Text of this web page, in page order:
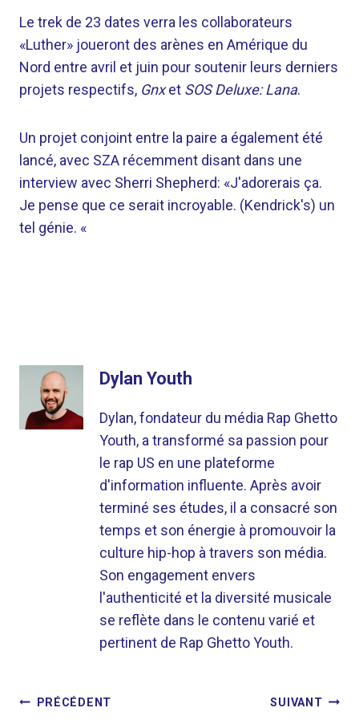
Le trek de 23 dates verra les collaborateurs
«Luther» joueront des arènes en Amérique du
Nord entre avril et juin pour soutenir leurs derniers
projets respectifs, Gnxet SOS Deluxe: Lana.
Un projet conjoint entre la paire a également été
lancé, avec SZA récemment disant dans une
interview avec Sherri Shepherd: «J'adorerais ça.
Je pense que ce serait incroyable. (Kendrick's) un
tel génie. «
Dylan Youth
Dylan, fondateur du média Rap Ghetto
Youth, a transformé sa passion pour
le rap US en une plateforme
d'information influente. Après avoir
terminé ses études, il a consacré son
temps et son énergie à promouvoir la
culture hip-hop à travers son média.
Son engagement envers
l'authenticité et la diversité musicale
se reflète dans le contenu varié et
pertinent de Rap Ghetto Youth.
NAVIGATION
PRÉCÉDENT SUIVANT